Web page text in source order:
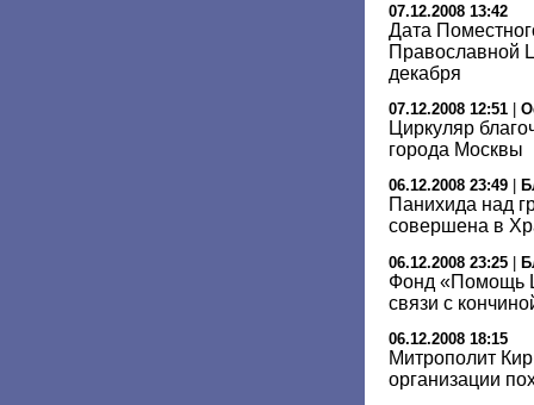
07.12.2008 13:42
Дата
Православной
декабря
07.12.2008 12:51
Циркуляр
города Москвы
06.12.2008 23:49
Панихида над
совершена в
06.12.2008 23:25 |
Фонд «Помощь
связи с
06.12.2008 18:15
Митрополит
организации